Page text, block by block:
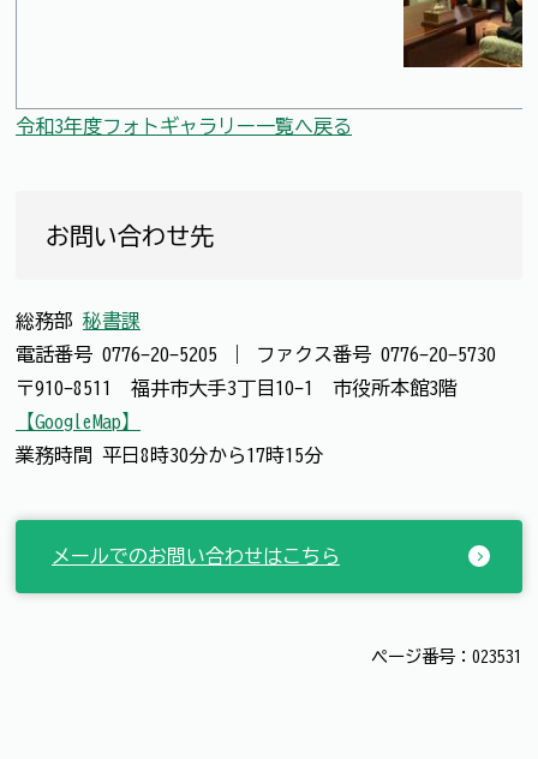
令和3年度フォトギャラリー一覧へ戻る
お問い合わせ先
総務部 秘書課
電話番号 0776-20-5205 ファクス番号 0776-20-5730
〒910-8511 福井市大手3丁目10-1 市役所本館3階
【GoogleMap】
業務時間 平日8時30分から17時15分
メールでのお問い合わせはこちら
ページ番号：023531